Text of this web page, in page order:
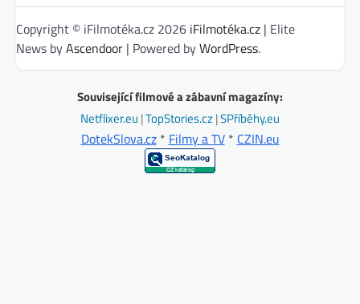
Copyright © iFilmotéka.cz 2026 iFilmotéka.cz | Elite
News byAscendoor | Powered byWordPress.
Související filmové a zábavní magazíny:
Netflixer.eu |TopStories.cz|SPříběhy.eu
DotekSlova.cz* Filmy a TV* CZIN.eu